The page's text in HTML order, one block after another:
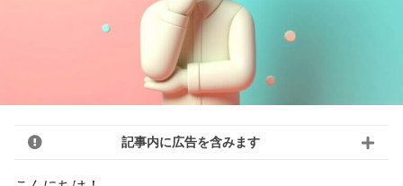
記事内に広告を含みます